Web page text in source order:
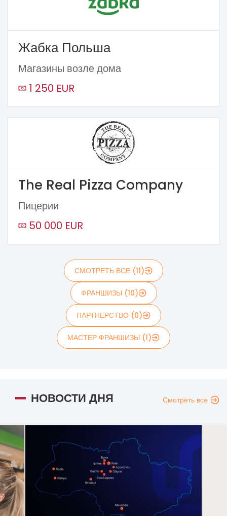
Жабка Польша
Магазины возле дома
1 250 EUR
The Real Pizza Company
Пицерии
50 000 EUR
СМОТРЕТЬ ВСЕ (11)
ФРАНШИЗЫ (10)
ПАРТНЕРСТВО (0)
МАСТЕР ФРАНШИЗЫ (1)
НОВОСТИ ДНЯ Смотреть все